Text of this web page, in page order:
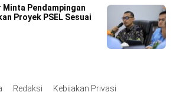
Minta Pendampingan
Proyek PSEL Sesuai
Redaksi Kebijakan Privasi